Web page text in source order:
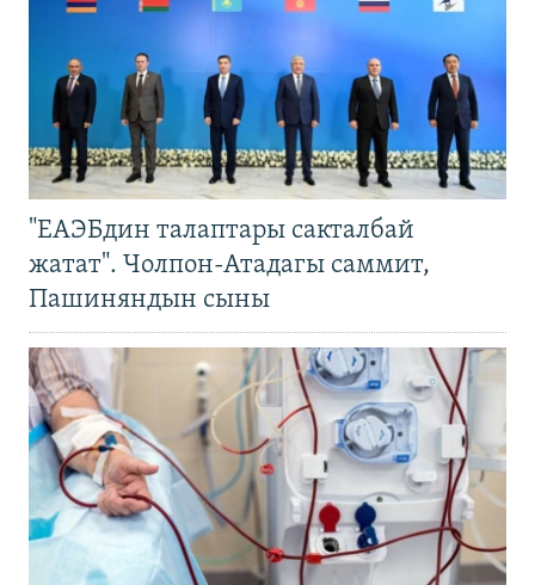
"ЕАЭБдин талаптары сакталбай
жатат". Чолпон-Атадагы саммит,
Пашиняндын сыны